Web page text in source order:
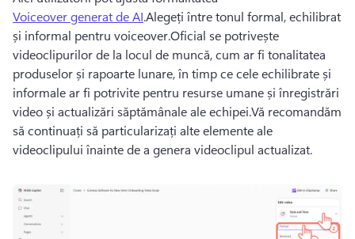
Voiceover generat de AI.Alegeți între tonul formal, echilibrat
și informal pentru voiceover.Oficial se potrivește
videoclipurilor de la locul de muncă, cum ar fi tonalitatea
produselor și rapoarte lunare, în timp ce cele echilibrate și
informale ar fi potrivite pentru resurse umane și înregistrări
video și actualizări săptămânale ale echipei.Vă recomandăm
să continuați să particularizați alte elemente ale
videoclipului înainte de a genera videoclipul actualizat.